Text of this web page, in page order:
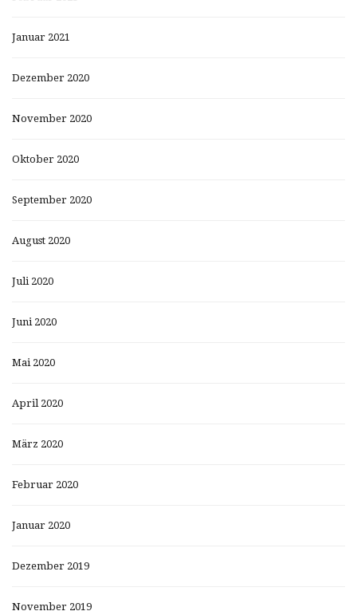
Januar 2021
Dezember 2020
November 2020
Oktober 2020
September 2020
August 2020
Juli 2020
Juni 2020
Mai 2020
April 2020
März 2020
Februar 2020
Januar 2020
Dezember 2019
November 2019